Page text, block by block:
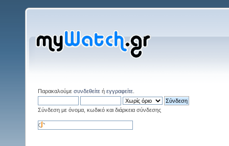
Παρακαλούμε συνδεθείτε ή εγγραφείτε
Σύνδεση με όνομα, κωδικό και διάρκεια σύνδεσης